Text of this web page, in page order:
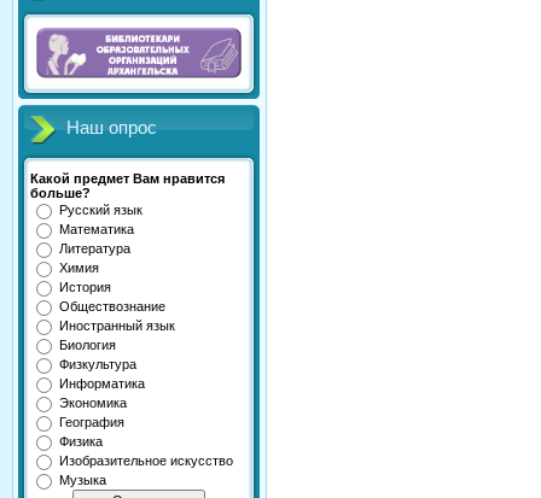
Наш опрос
Какой предмет Вам нравится
больше?
Русский язык
Математика
Литература
Химия
История
Обществознание
Иностранный язык
Биология
Физкультура
Информатика
Экономика
География
Физика
Изобразительное искусство
Музыка